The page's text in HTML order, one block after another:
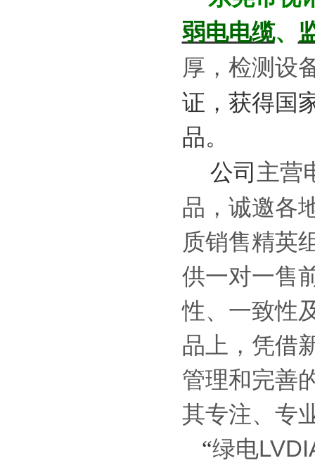
弱电电缆、
厚，检测设
证，获得国
品。
公司 主营
品，诚邀各
质销售精英
供一对一售
性、一致性
品上，凭借
管理和完善
其专注、专
“绿电